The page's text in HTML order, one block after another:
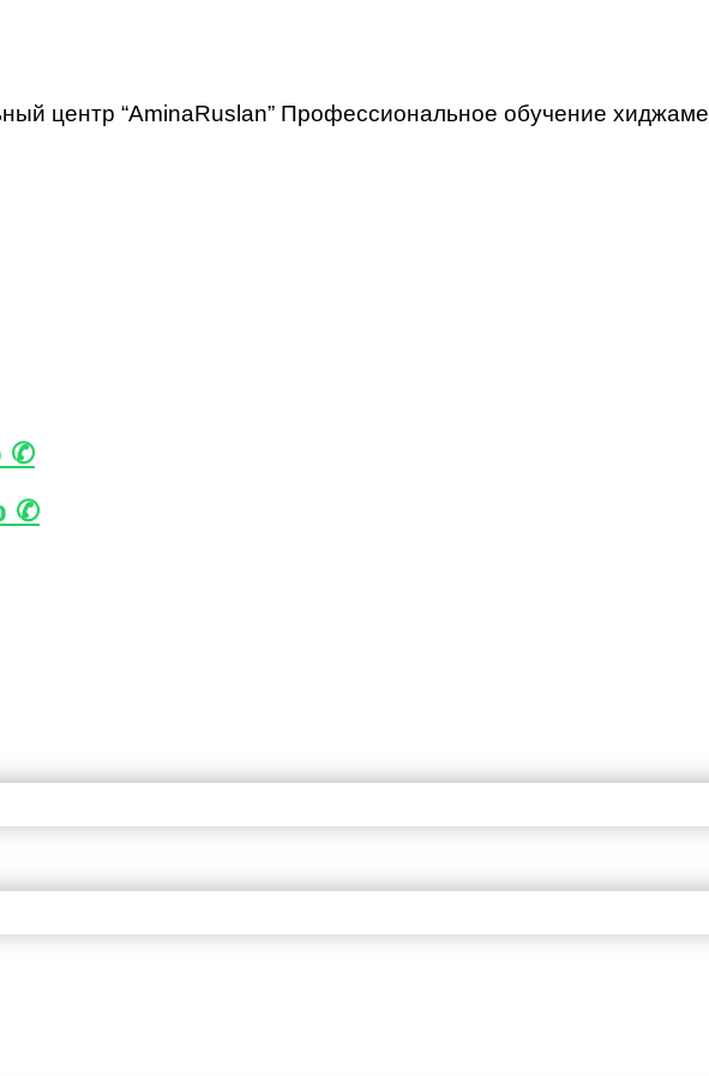
центр “АminaRuslan” Профессиональное обучение хиджаме
✆
✆